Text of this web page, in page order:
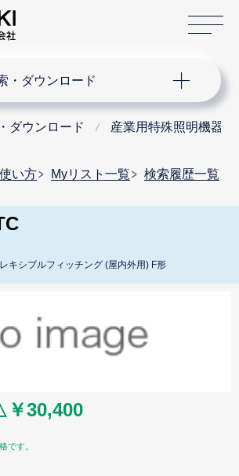
・ダウンロード
ダウンロード 産業用特殊照明機器
い方 Myリスト一覧 検索履歴一覧
キシブルフィッチング (屋内外用) F形
30,400
です。